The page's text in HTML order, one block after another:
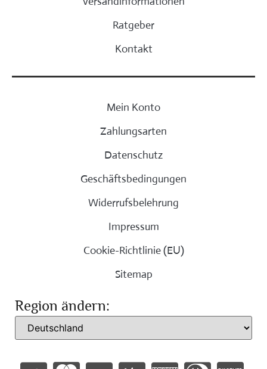
Ratgeber
Kontakt
Mein Konto
Zahlungsarten
Datenschutz
Geschäftsbedingungen
Widerrufsbelehrung
Impressum
Cookie-Richtlinie (EU)
Sitemap
Region ändern: